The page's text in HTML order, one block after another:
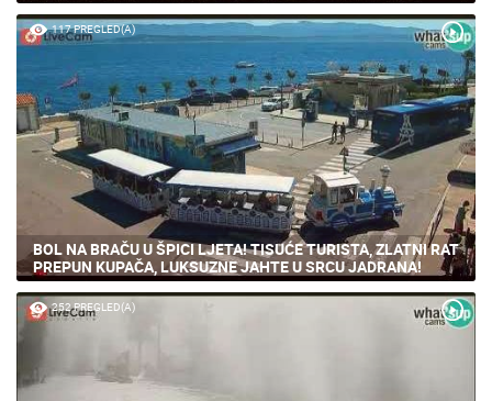
117 PREGLED(A)
BOL NA BRAČU U ŠPICI LJETA! TISUĆE TURISTA, ZLATNI RAT
PREPUN KUPAČA, LUKSUZNE JAHTE U SRCU JADRANA!
252 PREGLED(A)